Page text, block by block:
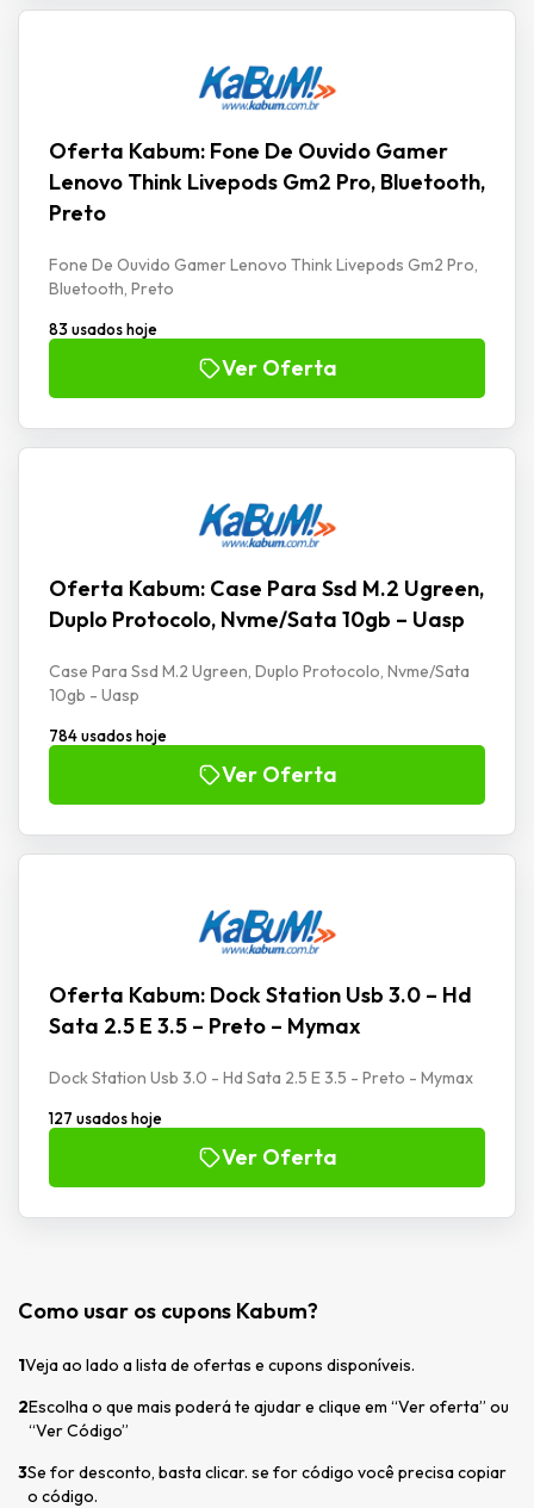
Oferta Kabum: Fone De Ouvido Gamer
Lenovo Think Livepods Gm2 Pro, Bluetooth,
Preto
Fone De Ouvido Gamer Lenovo Think Livepods Gm2 Pro,
Bluetooth, Preto
83 usados hoje
Ver Oferta
Oferta Kabum: Case Para Ssd M.2 Ugreen,
Duplo Protocolo, Nvme/Sata 10gb – Uasp
Case Para Ssd M.2 Ugreen, Duplo Protocolo, Nvme/Sata
10gb - Uasp
784 usados hoje
Ver Oferta
Oferta Kabum: Dock Station Usb 3.0 – Hd
Sata 2.5 E 3.5 – Preto – Mymax
Dock Station Usb 3.0 - Hd Sata 2.5 E 3.5 - Preto - Mymax
127 usados hoje
Ver Oferta
Como usar os cupons Kabum?
1Veja ao lado a lista de ofertas e cupons disponíveis.
2Escolha o que mais poderá te ajudar e clique em “Ver oferta” ou
“Ver Código”
3Se for desconto, basta clicar. se for código você precisa copiar
o código.